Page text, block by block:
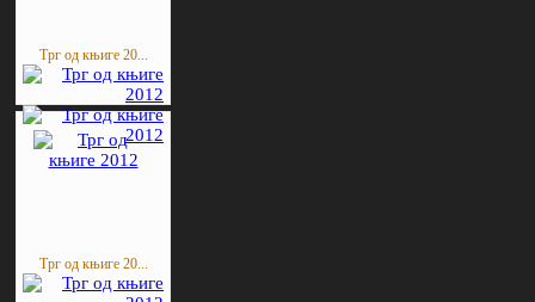
Трг од књиге 20...
Трг од књиге 20...